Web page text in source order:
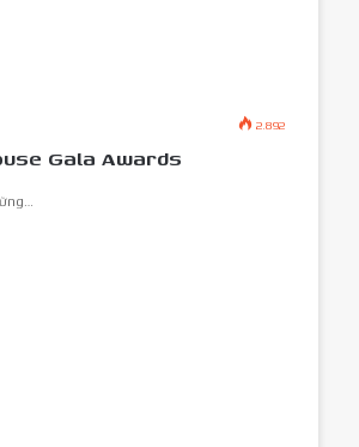
2.892
Gala Awards